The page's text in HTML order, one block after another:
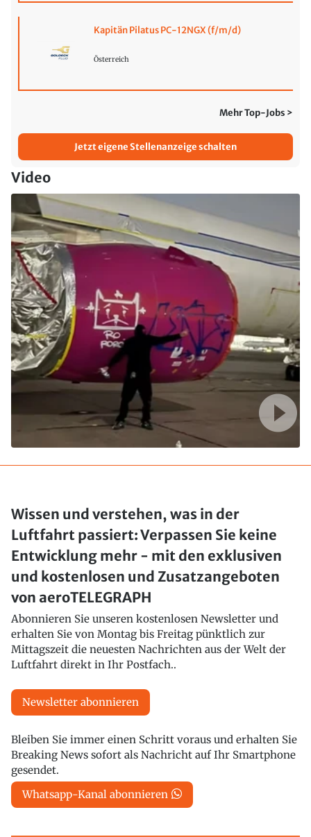
Kapitän Pilatus PC-12NGX (f/m/d)
Österreich
Mehr Top-Jobs >
Jetzt eigene Stellenanzeige schalten
Video
Wissen und verstehen, was in der
Luftfahrt passiert: Verpassen Sie keine
Entwicklung mehr - mit den exklusiven
und kostenlosen und Zusatzangeboten
von aeroTELEGRAPH
Abonnieren Sie unseren kostenlosen Newsletter und
erhalten Sie von Montag bis Freitag pünktlich zur
Mittagszeit die neuesten Nachrichten aus der Welt der
Luftfahrt direkt in Ihr Postfach..
Newsletter abonnieren
Bleiben Sie immer einen Schritt voraus und erhalten Sie
Breaking News sofort als Nachricht auf Ihr Smartphone
gesendet.
Whatsapp-Kanal abonnieren